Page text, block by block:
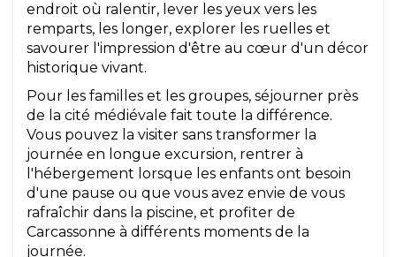
endroit où ralentir, lever les yeux vers les
remparts, les longer, explorer les ruelles et
savourer l'impression d'être au cœur d'un décor
historique vivant.
Pour les familles et les groupes, séjourner près
de la cité médiévale fait toute la différence.
Vous pouvez la visiter sans transformer la
journée en longue excursion, rentrer à
l'hébergement lorsque les enfants ont besoin
d'une pause ou que vous avez envie de vous
rafraîchir dans la piscine, et profiter de
Carcassonne à différents moments de la
journée.